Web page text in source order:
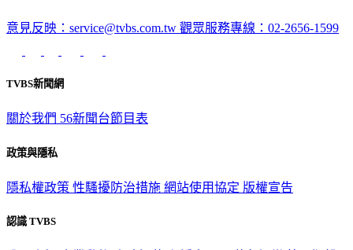
意見反映：service@tvbs.com.tw 觀眾服務專線：02-2656-1599
TVBS新聞網
關於我們 56新聞台節目表
政策與隱私
隱私權政策 性騷擾防治措施 網站使用協定 版權宣告
認識 TVBS